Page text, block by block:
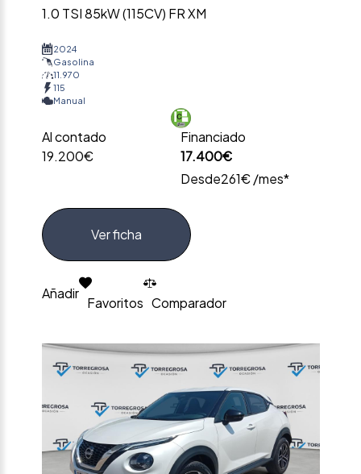
1.0 TSI 85kW (115CV) FR XM
2024
Gasolina
11.970
115
Manual
Al contado
19.200€
Financiado
17.400€
Desde261€ /mes*
Ver ficha
Añadir
Favoritos Comparador